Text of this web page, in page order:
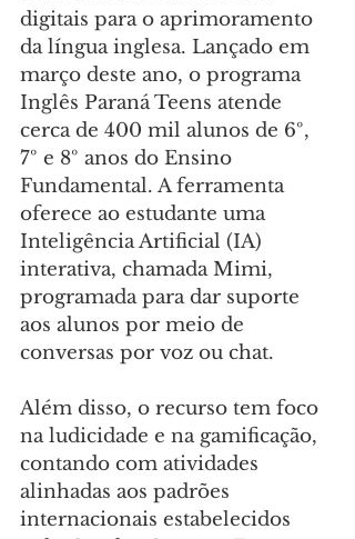
digitais para o aprimoramento
da língua inglesa. Lançado em
março deste ano, o programa
Inglês Paraná Teens atende
cerca de 400 mil alunos de 6º,
7º e 8º anos do Ensino
Fundamental. A ferramenta
oferece ao estudante uma
Inteligência Artificial (IA)
interativa, chamada Mimi,
programada para dar suporte
aos alunos por meio de
conversas por voz ou chat.
Além disso, o recurso tem foco
na ludicidade e na gamificação,
contando com atividades
alinhadas aos padrões
internacionais estabelecidos